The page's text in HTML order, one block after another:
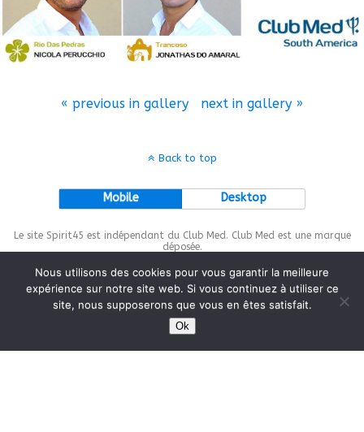
« previous in gallery next in gallery »
Back to top
Mobile Desktop
Le site Spirit45 est indépendant du Club Med. Club Med est une marque
déposée.
This site is protected bywp-copyrightpro.com
Nous utilisons des cookies pour vous garantir la meilleure
expérience sur notre site web. Si vous continuez à utiliser ce
site, nous supposerons que vous en êtes satisfait.
Ok